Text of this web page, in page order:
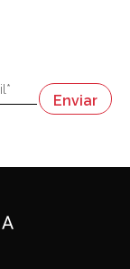
desventaja"
desventaja"